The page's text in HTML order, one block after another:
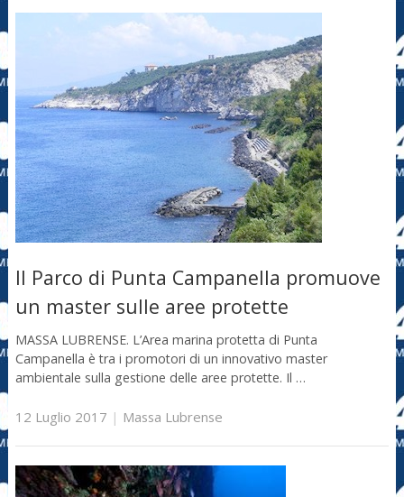
Il Parco di Punta Campanella promuove
un master sulle aree protette
MASSA LUBRENSE. L’Area marina protetta di Punta
Campanella è tra i promotori di un innovativo master
ambientale sulla gestione delle aree protette. Il …
12 Luglio 2017 | Massa Lubrense